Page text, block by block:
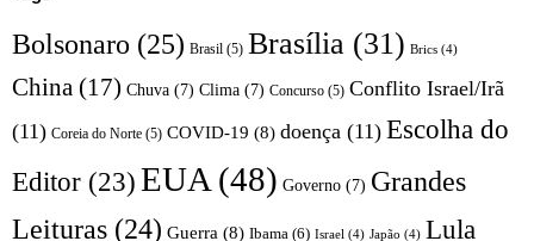
Bolsonaro (25) Brasil (5) Brasília (31) Brics (4)
China (17) Chuva (7) Clima (7) Concurso (5) Conflito Israel/Irã
(11) Coreia do Norte (5) COVID-19 (8) doença (11) Escolha do
Editor (23)EUA (48) Governo (7) Grandes
Leituras (24) Guerra (8) Ibama (6) Israel (4) Japão (4) Lula